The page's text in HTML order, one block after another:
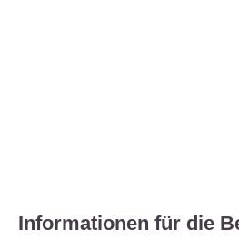
Informationen für die